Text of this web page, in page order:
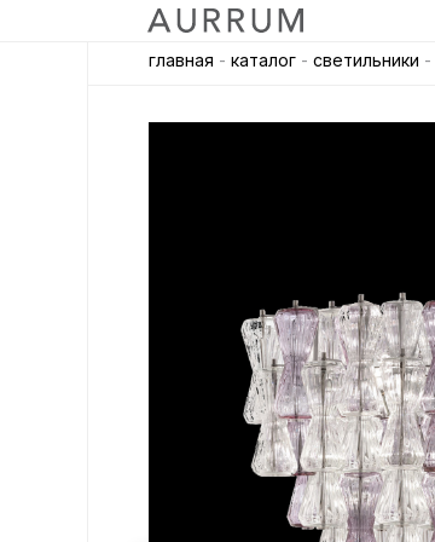
главная - каталог - светильники -